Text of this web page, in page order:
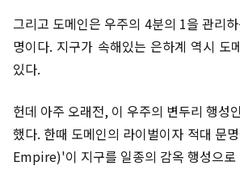
그리고 도메인은 우주의 4분의 1을 관리
명이다. 지구가 속해있는 은하계 역시 도
있다.
헌데 아주 오래전, 이 우주의 변두리 행성
했다. 한때 도메인의 라이벌이자 적대 문
Empire)'이 지구를 일종의 감옥 행성으로